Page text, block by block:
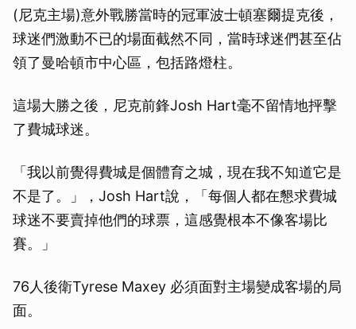
(尼克主場)意外戰勝當時的冠軍波士頓塞爾提克後，
球迷們激動不已的場面截然不同，當時球迷們甚至佔
領了曼哈頓市中心區，包括路燈柱。
這場大勝之後，尼克前鋒Josh Hart毫不留情地抨擊
了費城球迷。
「我以前覺得費城是個體育之城，現在我不知道它是
不是了。」，Josh Hart說，「每個人都在懇求費城
球迷不要賣掉他們的球票，這感覺根本不像客場比
賽。」
76人後衛Tyrese Maxey 必須面對主場變成客場的局
面。